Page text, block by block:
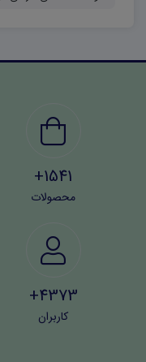
1541+
محصولات
4373+
کاربران